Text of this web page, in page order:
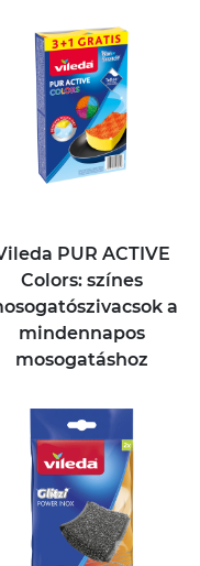
PUR ACTIVE
Colors: színes
a
mindennapos
mosogatáshoz